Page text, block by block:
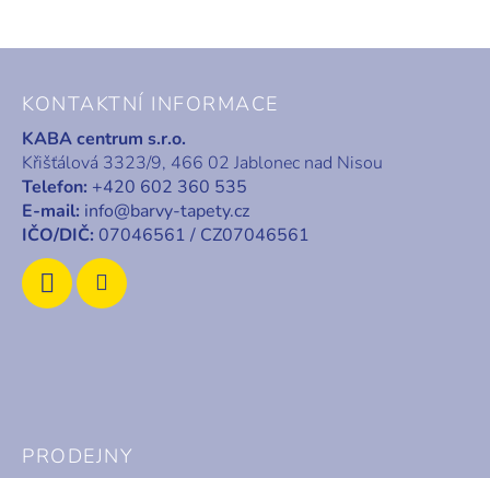
KONTAKTNÍ INFORMACE
KABA centrum s.r.o.
Křišťálová 3323/9, 466 02 Jablonec nad Nisou
Telefon: +420 602 360 535
E-mail: info@barvy-tapety.cz
IČO/DIČ: 07046561 / CZ07046561
PRODEJNY